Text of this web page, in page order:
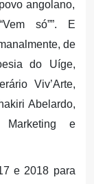
angolano,
só””. E
de
do Uíge,
Viv’Arte,
Abelardo,
e
e 2018 para